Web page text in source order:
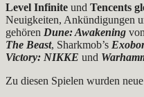
Level Infinite und Tencents
Neuigkeiten, Ankündigungen
gehören Dune: Awakening
The Beast, Sharkmob’s
Victory: NIKKE und
Zu diesen Spielen wurden